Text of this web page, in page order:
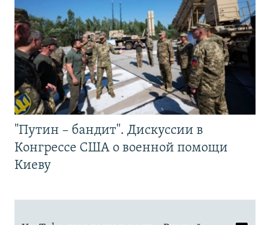
"Путин – бандит". Дискуссии в
Конгрессе США о военной помощи
Киеву